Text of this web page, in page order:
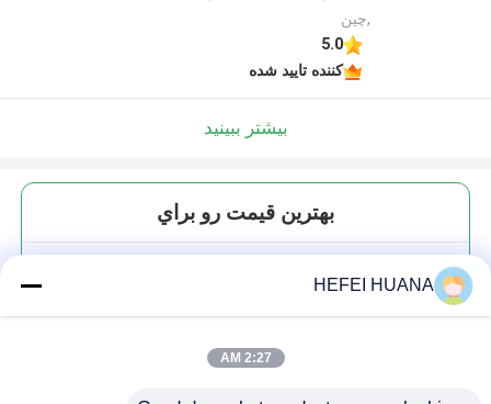
,چین
5.0
کننده تایید شده
بیشتر ببینید
بهترين قيمت رو براي
HEFEI HUANA
2:27 AM